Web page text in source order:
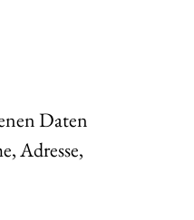
Daten
Adresse,